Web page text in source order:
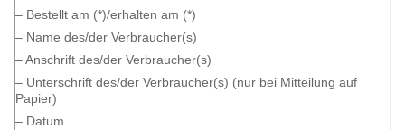
– Bestellt am (*)/erhalten am (*)
– Name des/der Verbraucher(s)
– Anschrift des/der Verbraucher(s)
– Unterschrift des/der Verbraucher(s) (nur bei Mitteilung auf
Papier)
– Datum